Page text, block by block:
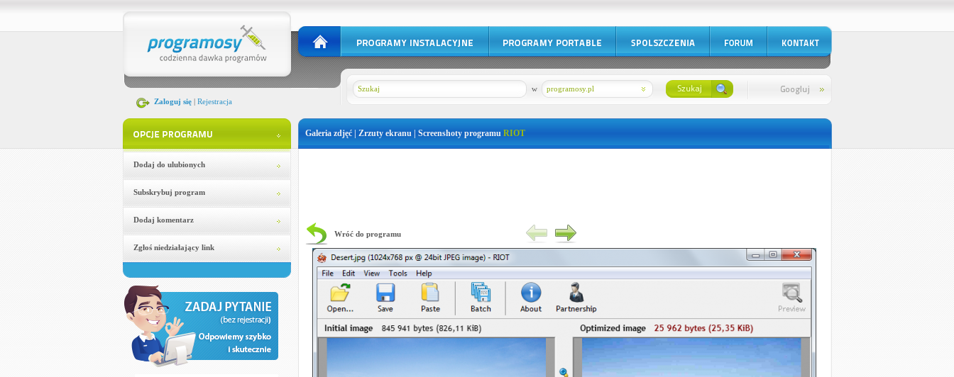
Zaloguj się| Rejestracja
programosy.pl
w
Dodaj do ulubionych
Subskrybuj program
Dodaj komentarz
Zgłoś niedziałający link
Galeria zdjęć | Zrzuty ekranu | Screenshoty programu RIOT
Wróć do programu